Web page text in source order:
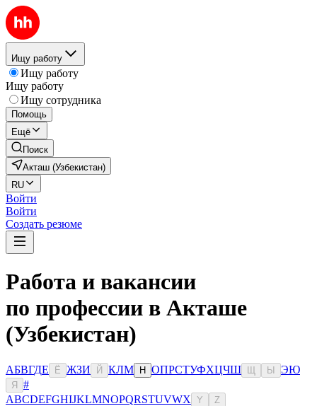
Ищу работу
Ищу работу
Ищу работу
Ищу сотрудника
Помощь
Ещё
Поиск
Акташ (Узбекистан)
RU
Войти
Войти
Создать резюме
Работа и вакансии
по профессии в Акташе
(Узбекистан)
АБВГДЕ Ё ЖЗИ Й КЛМ Н ОПРСТУФХЦЧШ Ы ЭЮ
Я
#
ABCDEFGHIJKLMNOPQRSTUVWX Y Z